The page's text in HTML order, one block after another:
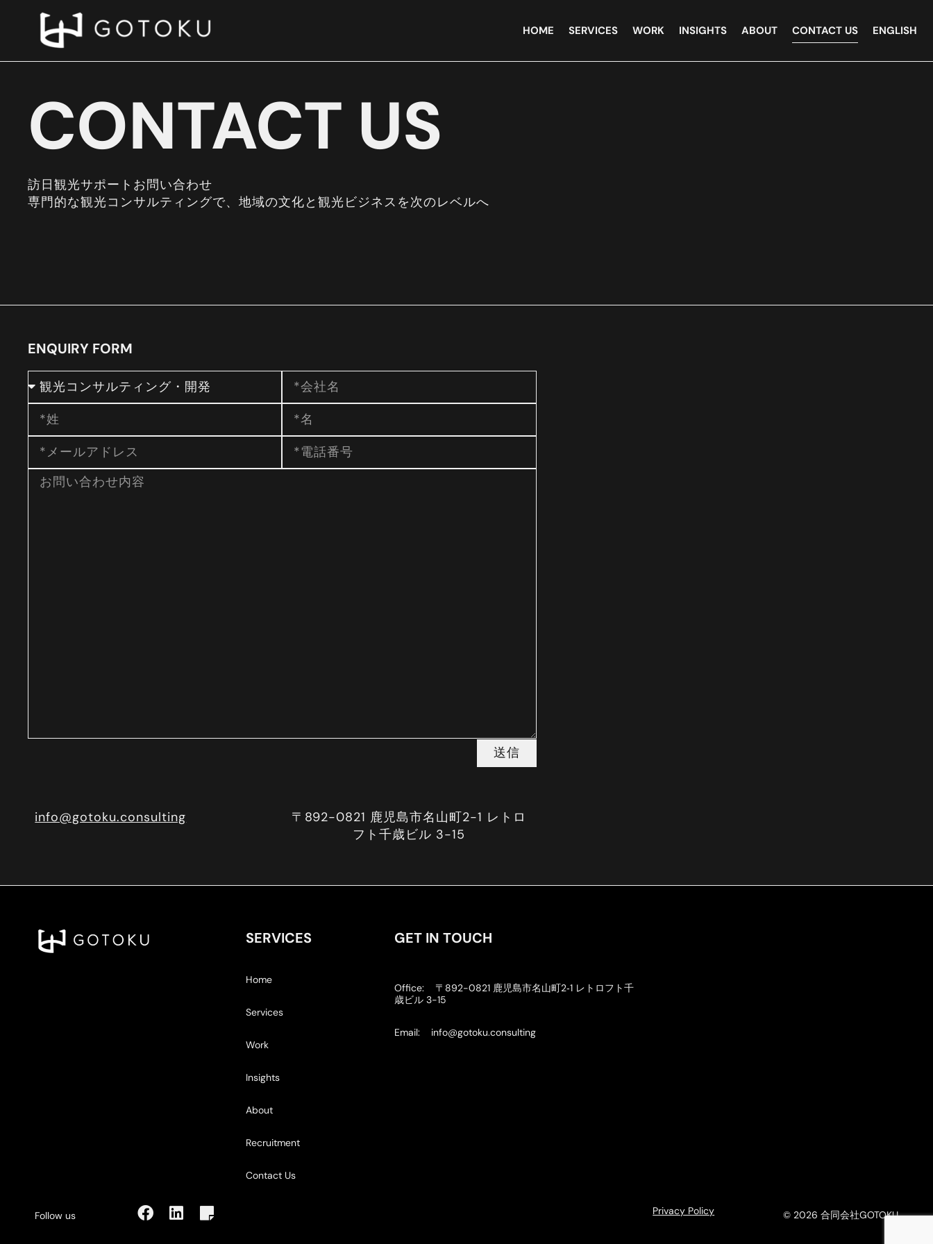
HOME SERVICES WORK INSIGHTS ABOUT CONTACT US ENGLISH
CONTACT US
訪日観光サポートお問い合わせ
専門的な観光コンサルティングで、地域の文化と観光ビジネスを次のレベルへ
ENQUIRY FORM
送信
info@gotoku.consulting
〒892-0821 鹿児島市名山町2-1 レトロ
フト千歳ビル 3-15
SERVICES
Home
Services
Work
Insights
About
Recruitment
Contact Us
GET IN TOUCH
Office: 〒892-0821 鹿児島市名山町2‐1 レトロフト千
歳ビル 3-15
Email: info@gotoku.consulting
Follow us Privacy Policy © 2026 合同会社GOTOKU